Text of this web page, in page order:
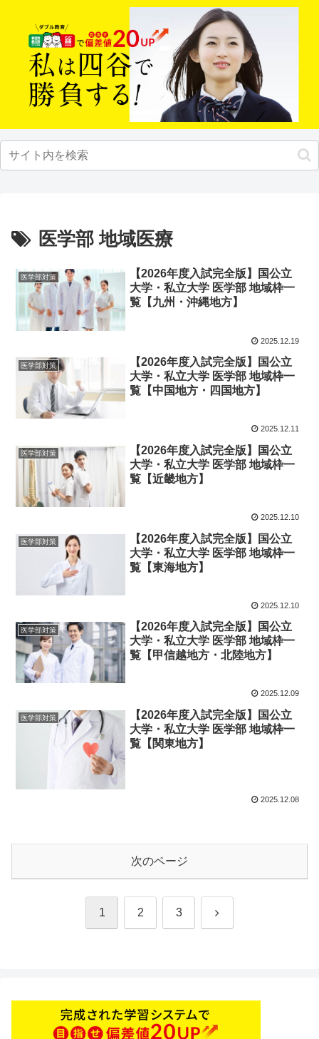
医学部 地域医療
医学部対策
【2026年度入試完全版】国公立
大学・私立大学 医学部 地域枠一
覧【九州・沖縄地方】
2025.12.19
医学部対策
【2026年度入試完全版】国公立
大学・私立大学 医学部 地域枠一
覧【中国地方・四国地方】
2025.12.11
医学部対策
【2026年度入試完全版】国公立
大学・私立大学 医学部 地域枠一
覧【近畿地方】
2025.12.10
医学部対策
【2026年度入試完全版】国公立
大学・私立大学 医学部 地域枠一
覧【東海地方】
2025.12.10
医学部対策
【2026年度入試完全版】国公立
大学・私立大学 医学部 地域枠一
覧【甲信越地方・北陸地方】
2025.12.09
医学部対策
【2026年度入試完全版】国公立
大学・私立大学 医学部 地域枠一
覧【関東地方】
2025.12.08
次のページ
1 2 3 次